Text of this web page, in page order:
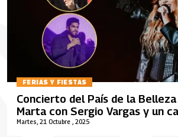
FERIAS Y FIESTAS
Martes, 21 Octubre , 2025
Concierto del País de la
Marta con Sergio Vargas y un